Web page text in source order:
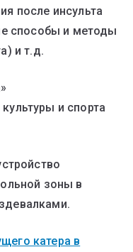
после инсульта
способы и методы
и т.д.
и спорта
зоны в
катера в